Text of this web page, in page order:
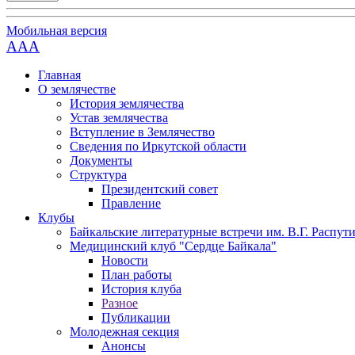
Мобильная версия
AAA
Главная
О землячестве
История землячества
Устав землячества
Вступление в Землячество
Сведения по Иркутской области
Документы
Структура
Президентский совет
Правление
Клубы
Байкальские литературные встречи им. В.Г.
Медицинский клуб "Сердце Байкала"
Новости
План работы
История клуба
Разное
Публикации
Молодежная секция
Анонсы